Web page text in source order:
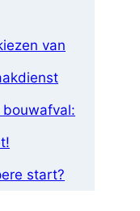
van
bouwafval:
start?